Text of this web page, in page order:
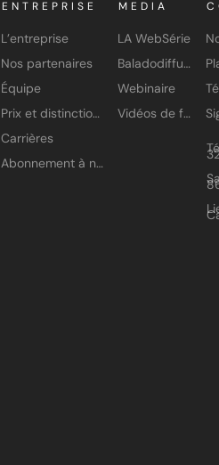
ENTREPRISE
L’entreprise
Nos partenaires
Équipe
Prix et distinctions
Carrières
Abonnement à nos infolettres
MEDIA
LA WebSérie
Baladodiffusion
Webinaire
Vidéos de formation